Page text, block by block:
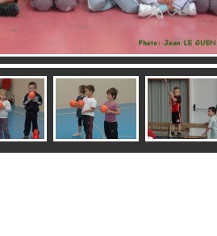
dsc_4026a